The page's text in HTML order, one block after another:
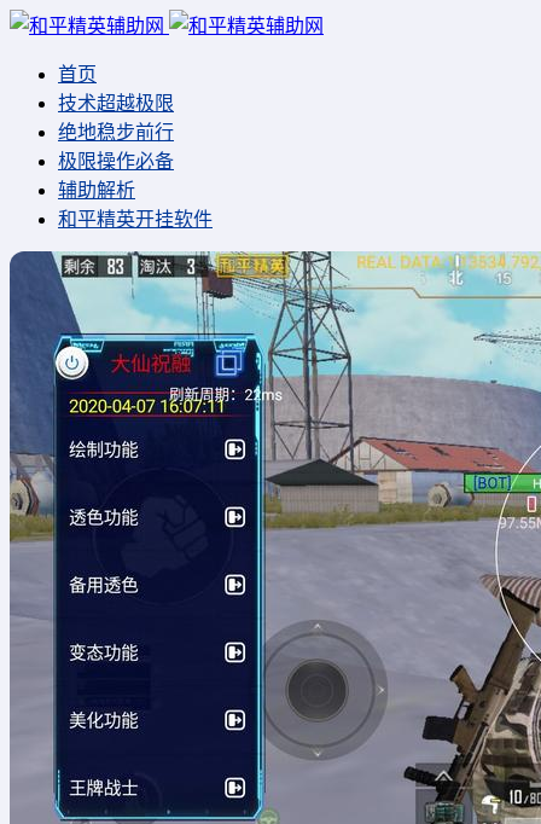
首页
技术超越极限
绝地稳步前行
极限操作必备
辅助解析
和平精英开挂软件